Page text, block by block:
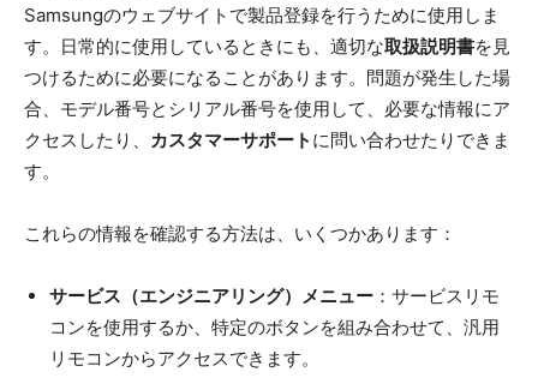
Samsungのウェブサイトで製品登録を行うために使用しま
す。日常的に使用しているときにも、適切な取扱説明書を見
つけるために必要になることがあります。問題が発生した場
合、モデル番号とシリアル番号を使用して、必要な情報にア
クセスしたり、 カスタマーサポート に問い合わせたりできま
す。
これらの情報を確認する方法は、いくつかあります：
サービス（エンジニアリング）メニュー ：サービスリモ
コンを使用するか、特定のボタンを組み合わせて、汎用
リモコンからアクセスできます。